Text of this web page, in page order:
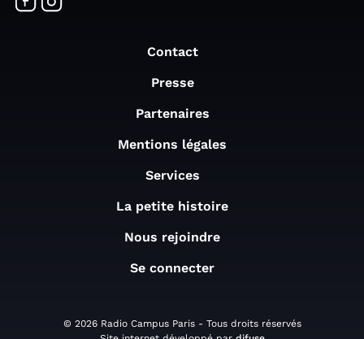
Contact
Presse
Partenaires
Mentions légales
Services
La petite histoire
Nous rejoindre
Se connecter
© 2026 Radio Campus Paris - Tous droits réservés